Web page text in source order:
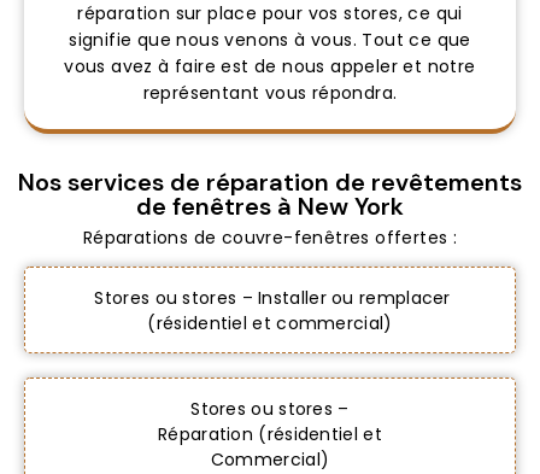
réparation sur place pour vos stores, ce qui
signifie que nous venons à vous. Tout ce que
vous avez à faire est de nous appeler et notre
représentant vous répondra.
Nos services de réparation de revêtements
de fenêtres à New York
Réparations de couvre-fenêtres offertes :
Stores ou stores – Installer ou remplacer
(résidentiel et commercial)
Stores ou stores –
Réparation (résidentiel et
Commercial)